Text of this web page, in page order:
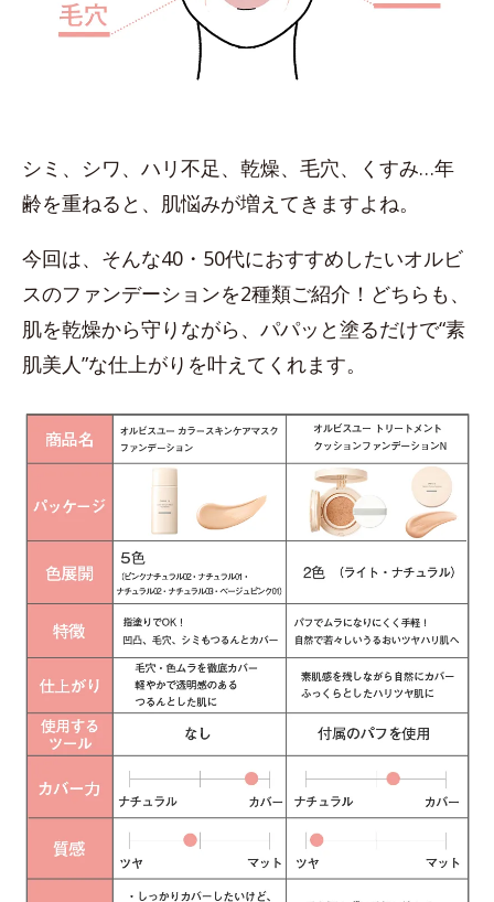
シミ、シワ、ハリ不足、乾燥、毛穴、くすみ…年
齢を重ねると、肌悩みが増えてきますよね。
今回は、そんな40・50代におすすめしたいオルビ
スのファンデーションを2種類ご紹介！どちらも、
肌を乾燥から守りながら、パパッと塗るだけで“素
肌美人”な仕上がりを叶えてくれます。